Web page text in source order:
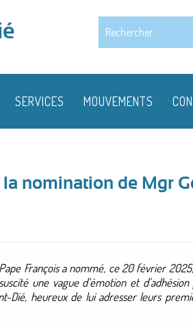
SERVICES MOUVEMENTS
nomination de Mgr
François a nommé, ce 20 février
une vague d’émotion et
Dié, heureux de lui adresser leurs